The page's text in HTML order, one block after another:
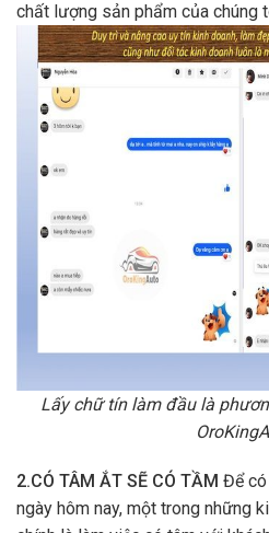
chất lượng sản phẩm của chúng
Lấy chữ tín làm đầu là
2.CÓ TÂM ẮT SẼ CÓ TẦM Để
ngày hôm nay, một trong những